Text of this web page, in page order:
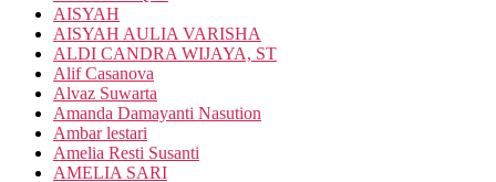
AISYAH
AISYAH AULIA VARISHA
ALDI CANDRA WIJAYA, ST
Alif Casanova
Alvaz Suwarta
Amanda Damayanti Nasution
Ambar lestari
Amelia Resti Susanti
AMELIA SARI